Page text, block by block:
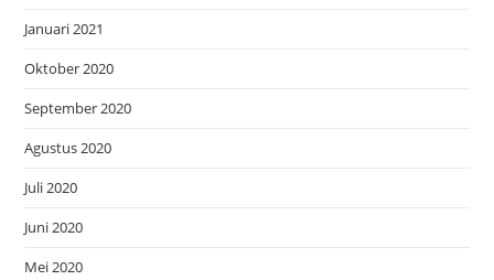
Januari 2021
Oktober 2020
September 2020
Agustus 2020
Juli 2020
Juni 2020
Mei 2020